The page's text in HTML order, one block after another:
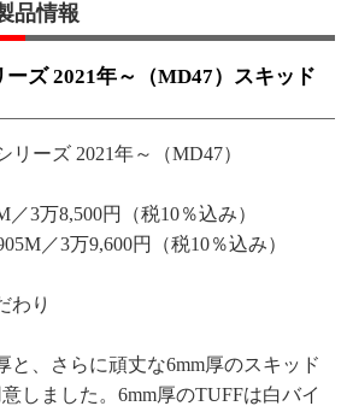
品情報
ズ 2021年～（MD47）スキッド
リーズ 2021年～（MD47）
／3万8,500円（税10％込み）
／3万9,600円（税10％込み）
わり
と、さらに頑丈な6mm厚のスキッド
しました。6mm厚のTUFFは白バイ